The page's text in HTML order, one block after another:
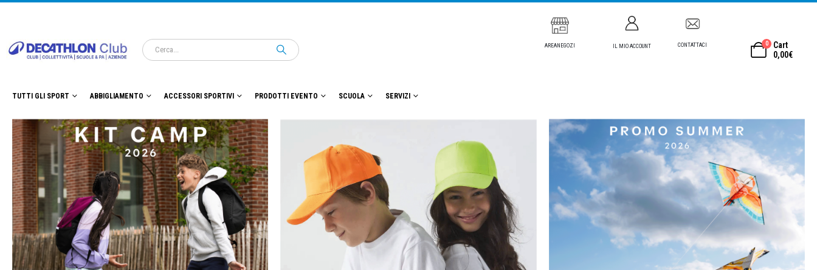
AREANEGOZI IL MIO ACCOUNT CONTATTACI 0
Cart
0,00€
TUTTI GLI SPORT ABBIGLIAMENTO ACCESSORI SPORTIVI PRODOTTI EVENTO SCUOLA SERVIZI